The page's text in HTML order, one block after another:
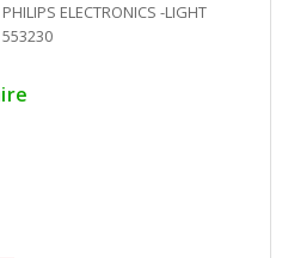
PHILIPS ELECTRONICS -LIGHT
553230